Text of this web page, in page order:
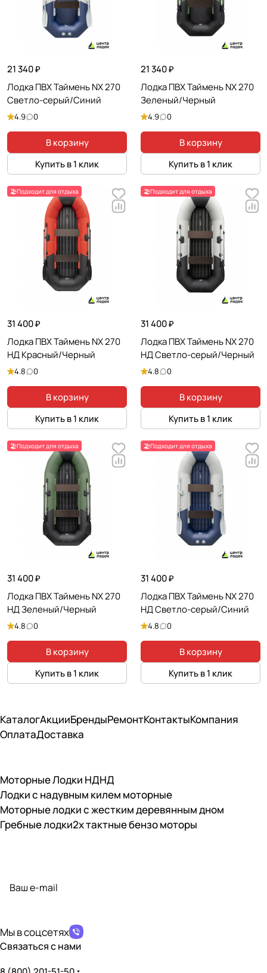
21 340 ₽
Лодка ПВХ Таймень NX 270
Светло-серый/Синий
4.9 0
В корзину
Купить в 1 клик
21 340 ₽
Лодка ПВХ Таймень NX 270
Зеленый/Черный
4.9 0
В корзину
Купить в 1 клик
🏖️Подходит для отдыха
31 400 ₽
Лодка ПВХ Таймень NX 270
НД Красный/Черный
4.8 0
В корзину
Купить в 1 клик
🏖️Подходит для отдыха
31 400 ₽
Лодка ПВХ Таймень NX 270
НД Светло-серый/Черный
4.8 0
В корзину
Купить в 1 клик
🏖️Подходит для отдыха
31 400 ₽
Лодка ПВХ Таймень NX 270
НД Зеленый/Черный
4.8 0
В корзину
Купить в 1 клик
🏖️Подходит для отдыха
31 400 ₽
Лодка ПВХ Таймень NX 270
НД Светло-серый/Синий
4.8 0
В корзину
Купить в 1 клик
КаталогАкцииБрендыРемонтКонтактыКомпания
ОплатаДоставка
Моторные Лодки НДНД
Лодки с надувным килем моторные
Моторные лодки с жестким деревянным дном
Гребные лодки2х тактные бензо моторы
Мы в соцсетях
Связаться с нами